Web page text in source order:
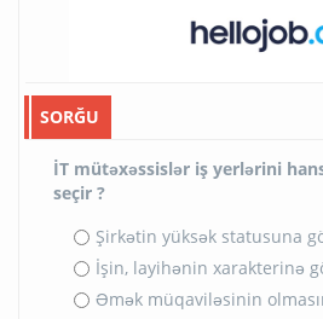
SORĞU
İT mütəxəssislər iş yerlərini
seçir ?
Şirkətin yüksək statusuna
İşin, layihənin xarakterinə
Əmək müqaviləsinin